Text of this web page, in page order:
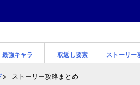
最強キャラ 取返し要素 ストーリー
ストーリー攻略まとめ